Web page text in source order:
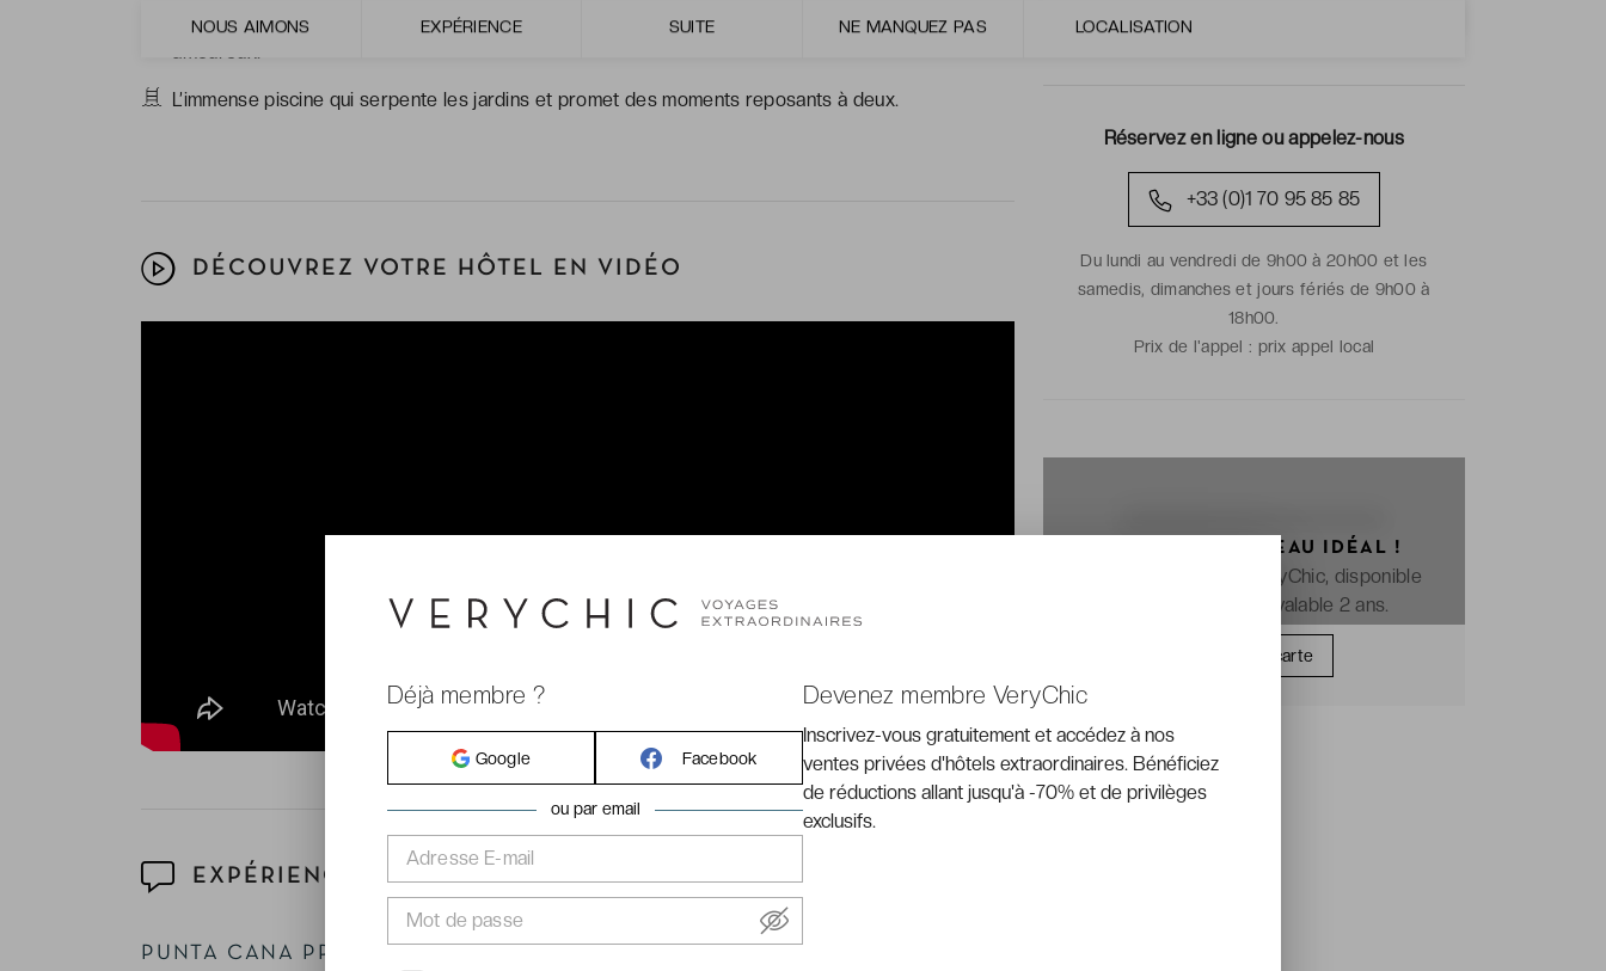
NOUS AIMONS EXPÉRIENCE SUITE NE MANQUEZ PAS LOCALISATION
Le calme qui règne dans cet établissement réservé aux adultes, parfait pour un voyage en
L’immense piscine qui serpente les jardins et promet des moments reposants à deux.
DÉCOUVREZ VOTRE HÔTEL EN VIDÉO
EXPÉRIENCE
PUNTA CANA PRINCESS ADULTS ONLY - ALL INCLUSIVE
Réservez en ligne ou appelez-nous
+33 (0)1 70 95 85 85
Du lundi au vendredi de 9h00 à 20h00 et les
samedis, dimanches et jours fériés de 9h00 à
18h00.
Prix de l'appel : prix appel local
OFFREZ LE CADEAU IDÉAL !
La e-carte cadeau VeryChic, disponible
immédiatement et valable 2 ans.
Offrir une carte
Déjà membre ?
Google Facebook
ou par email
Adresse E-mail
Mot de passe
Devenez membre VeryChic
Inscrivez-vous gratuitement et accédez à nos
ventes privées d'hôtels extraordinaires. Bénéficiez
de réductions allant jusqu'à -70% et de privilèges
exclusifs.